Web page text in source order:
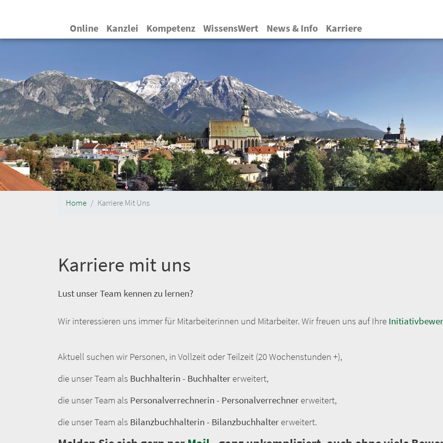
Inhalt
Hauptnavigation
Online Kanzlei Kompetenz WissensWert News & Info Karriere
Home Karriere Mit Uns
Karriere mit uns
Lust unser Team kennen zu lernen?
Wir interessieren uns immer für Mitarbeiterinnen und Mitarbeiter. Wir freuen uns auf Ihre
Aktuell suchen wir Personen, in Vollzeit oder Teilzeit (20 Wochenstunden +),
die unser Team als Buchhalterin - Buchhalter erweitert,
die unser Team als Personalverrechnerin - Personalverrechner erweitert,
die unser Team als Bilanzbuchhalterin - Bilanzbuchhalter erweitert.